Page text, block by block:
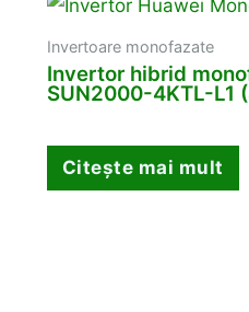
Invertoare monofazate
Invertor hibrid
SUN2000-4KTL-L1
Citește mai mult